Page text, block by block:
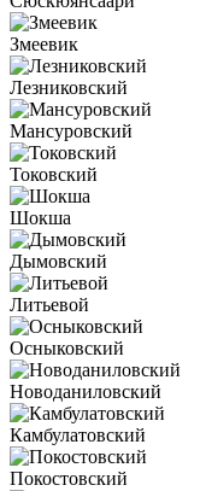
Змеевик
Лезниковский
Мансуровский
Токовский
Шокша
Дымовский
Литьевой
Осныковский
Новоданиловский
Камбулатовский
Покостовский